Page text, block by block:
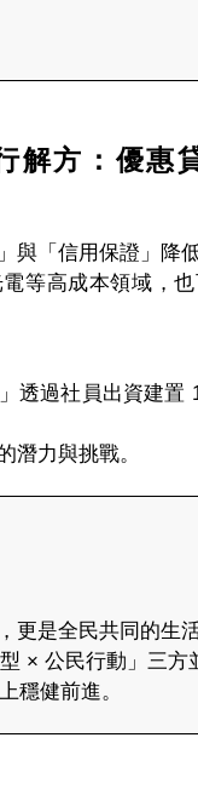
解方：優惠
與「信用保證」降
等高成本領域，
透過社員出資建置
潛力與挑戰。
更是全民共同的生
× 公民行動」三方
穩健前進。